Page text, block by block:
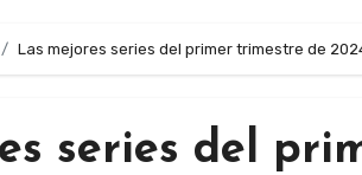
Las mejores series del primer trimestre de
series del